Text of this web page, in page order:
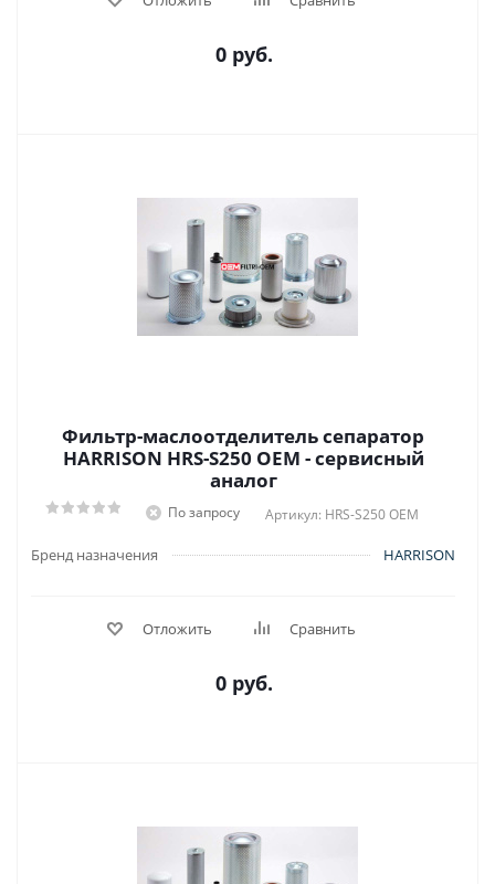
0 руб.
Фильтр-маслоотделитель сепаратор
HARRISON HRS-S250 OEM - сервисный
аналог
По запросу Артикул: HRS-S250 OEM
Бренд назначения HARRISON
Отложить Сравнить
0 руб.